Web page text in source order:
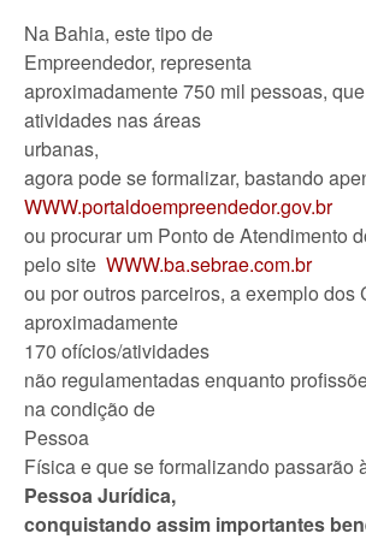
Na Bahia, este tipo de
Empreendedor, representa
aproximadamente 750 mil pessoas,
atividades nas áreas
urbanas,
agora pode se formalizar, bastando
WWW.portaldoempreendedor.gov.br
ou procurar um Ponto de Atendimento
pelo site WWW.ba.sebrae.com.br
ou por outros parceiros, a exemplo dos
aproximadamente
170 ofícios/atividades
não regulamentadas enquanto
na condição de
Pessoa
Física e que se formalizando passarão
Pessoa Jurídica,
conquistando assim importantes